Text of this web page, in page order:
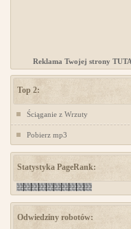
Reklama Twojej strony
Top 2:
Ściąganie z Wrzuty
Pobierz mp3
Statystyka PageRank:
Odwiedziny robotów: